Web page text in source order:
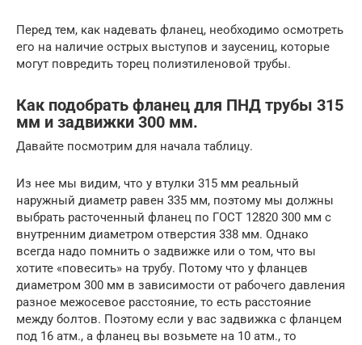
Перед тем, как надевать фланец, необходимо осмотреть
его на наличие острых выступов и заусениц, которые
могут повредить торец полиэтиленовой трубы.
Как подобрать фланец для ПНД трубы 315
мм и задвижки 300 мм.
Давайте посмотрим для начала таблицу.
Из нее мы видим, что у втулки 315 мм реальный
наружный диаметр равен 335 мм, поэтому мы должны
выбрать расточенный фланец по ГОСТ 12820 300 мм с
внутренним диаметром отверстия 338 мм. Однако
всегда надо помнить о задвижке или о том, что вы
хотите «повесить» на трубу. Потому что у фланцев
диаметром 300 мм в зависимости от рабочего давления
разное межосевое расстояние, то есть расстояние
между болтов. Поэтому если у вас задвижка с фланцем
под 16 атм., а фланец вы возьмете на 10 атм., то